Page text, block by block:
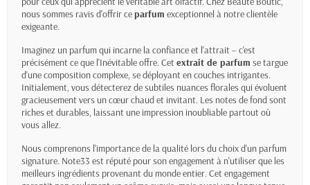
nous sommes ravis d'offrir ceparfum exceptionnel à notre clientèle
exigeante.
Imaginez un parfum qui incarne la confiance et l'attrait – c'est
précisément ce que l'Inévitable offre. Cet extrait de parfum se targue
d'une composition complexe, se déployant en couches intrigantes.
Initialement, vous détecterez de subtiles nuances florales qui évoluent
gracieusement vers un cœur chaud et invitant. Les notes de fond sont
riches et durables, laissant une impression inoubliable partout où
vous allez.
Nous comprenons l'importance de la qualité lors du choix d'un parfum
signature. Note33 est réputé pour son engagement à n'utiliser que les
meilleurs ingrédients provenant du monde entier. Cet engagement